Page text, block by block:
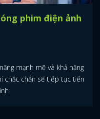
phim điện ảnh
mạnh mẽ và khả năng
chắc chắn sẽ tiếp tục tiến